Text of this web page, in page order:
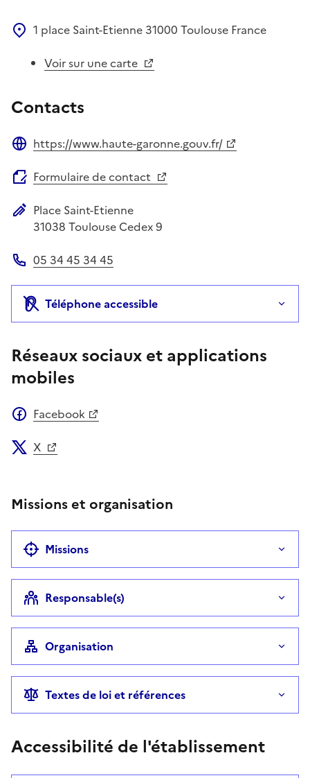
1 place Saint-Etienne 31000 Toulouse France
Voir sur une carte
Contacts
https://www.haute-garonne.gouv.fr/
Formulaire de contact
Adresse postale
Place Saint-Etienne
31038 Toulouse Cedex 9
05 34 45 34 45
Téléphone accessible
Réseaux sociaux et applications
mobiles
Facebook
X
Missions et organisation
Missions
Responsable(s)
Organisation
Textes de loi et références
Accessibilité de l'établissement